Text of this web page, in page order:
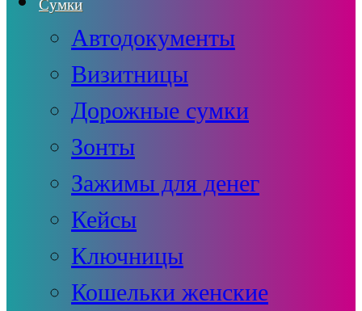
Сумки
Автодокументы
Визитницы
Дорожные сумки
Зонты
Зажимы для денег
Кейсы
Ключницы
Кошельки женские